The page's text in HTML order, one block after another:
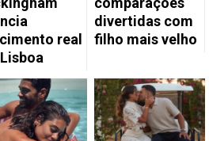
real
divertidas com
filho mais velho